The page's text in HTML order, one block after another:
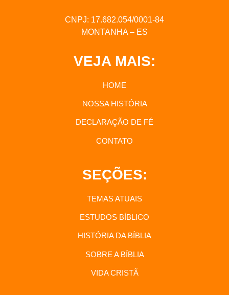
CNPJ: 17.682.054/0001-84
MONTANHA – ES
VEJA MAIS:
HOME
NOSSA HISTÓRIA
DECLARAÇÃO DE FÉ
CONTATO
SEÇÕES:
TEMAS ATUAIS
ESTUDOS BÍBLICO
HISTÓRIA DA BÍBLIA
SOBRE A BÍBLIA
VIDA CRISTÃ